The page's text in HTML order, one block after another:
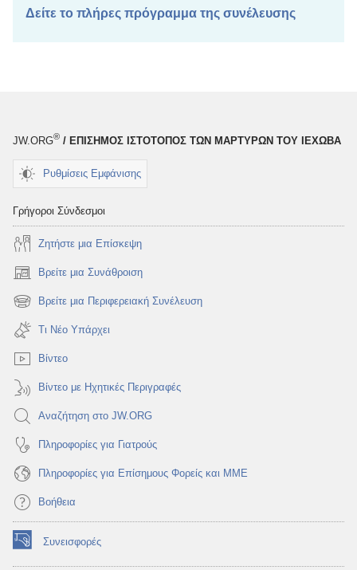
Δείτε το πλήρες πρόγραμμα της συνέλευσης
JW.ORG® / ΕΠΙΣΗΜΟΣ ΙΣΤΟΤΟΠΟΣ ΤΩΝ ΜΑΡΤΥΡΩΝ ΤΟΥ ΙΕΧΩΒΑ
Ρυθμίσεις Εμφάνισης
Γρήγοροι Σύνδεσμοι
Ζητήστε μια Επίσκεψη
Βρείτε μια Συνάθροιση
(ανοίγει
νέο
παράθυρο)
Βρείτε μια Περιφερειακή Συνέλευση
(ανοίγει
νέο
παράθυρο)
Τι Νέο Υπάρχει
Βίντεο
Βίντεο με Ηχητικές Περιγραφές
Αναζήτηση στο JW.ORG
Πληροφορίες για Γιατρούς
Πληροφορίες για Επίσημους Φορείς και ΜΜΕ
Βοήθεια
Συνεισφορές
(ανοίγει
νέο